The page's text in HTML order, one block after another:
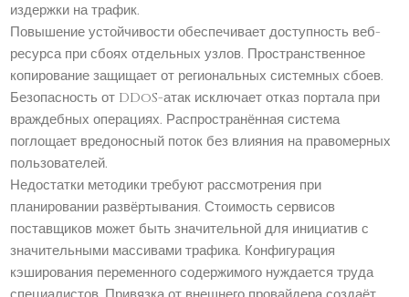
издержки на трафик.
Повышение устойчивости обеспечивает доступность веб-
ресурса при сбоях отдельных узлов. Пространственное
копирование защищает от региональных системных сбоев.
Безопасность от DDoS-атак исключает отказ портала при
враждебных операциях. Распространённая система
поглощает вредоносный поток без влияния на правомерных
пользователей.
Недостатки методики требуют рассмотрения при
планировании развёртывания. Стоимость сервисов
поставщиков может быть значительной для инициатив с
значительными массивами трафика. Конфигурация
кэширования переменного содержимого нуждается труда